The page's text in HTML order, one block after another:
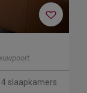
4 slaapkamers